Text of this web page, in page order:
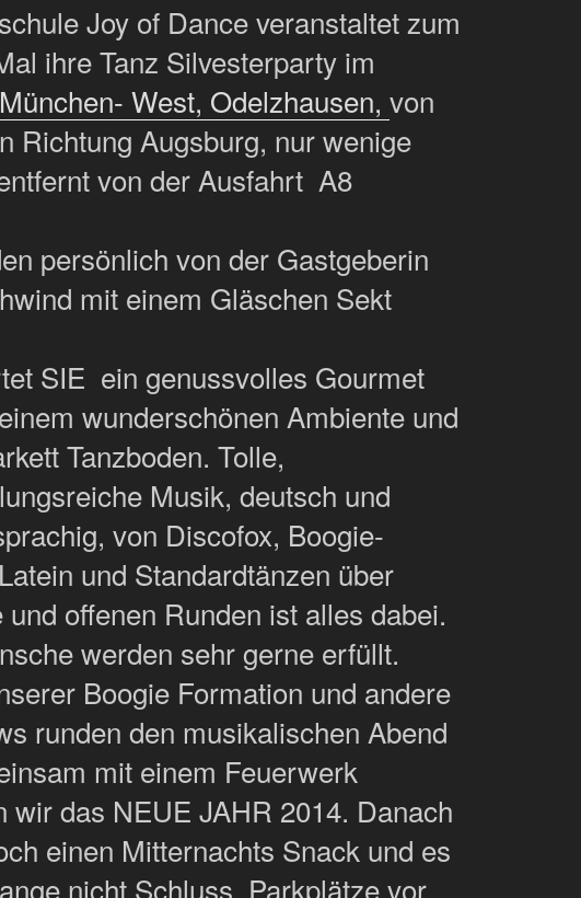
Joy of Dance veranstaltet zum
ihre Tanz Silvesterparty im
West, Odelzhausen, von
Richtung Augsburg, nur wenige
von der Ausfahrt A8
persönlich von der Gastgeberin
mit einem Gläschen Sekt
SIE ein genussvolles Gourmet
wunderschönen Ambiente und
Tanzboden. Tolle,
Musik, deutsch und
von Discofox, Boogie-
und Standardtänzen über
und offenen Runden ist alles dabei.
werden sehr gerne erfüllt.
Boogie Formation und andere
runden den musikalischen Abend
mit einem Feuerwerk
wir das NEUE JAHR 2014. Danach
einen Mitternachts Snack und es
nicht Schluss. Parkplätze vor